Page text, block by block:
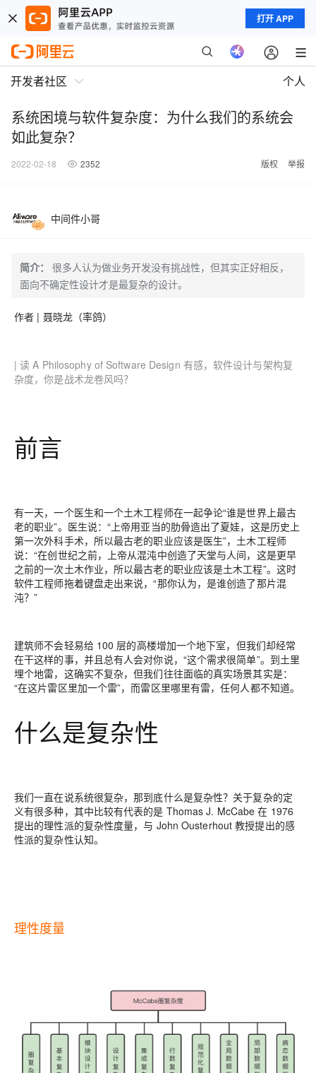
打开 APP
开发者社区 个人
系统困境与软件复杂度：为什么我们的系统会
如此复杂？
2022-02-18 2352 版权 举报
中间件小哥
简介：
很多人认为做业务开发没有挑战性，但其实正好相反，
面向不确定性设计才是最复杂的设计。
作者 | 聂晓龙（率鸽）
| 读 A Philosophy of Software Design 有感，软件设计与架构复
杂度，你是战术龙卷风吗？
前言
有一天，一个医生和一个土木工程师在一起争论“谁是世界上最古
老的职业”。医生说：“上帝用亚当的肋骨造出了夏娃，这是历史上
第一次外科手术，所以最古老的职业应该是医生”，土木工程师
说：“在创世纪之前，上帝从混沌中创造了天堂与人间，这是更早
之前的一次土木作业，所以最古老的职业应该是土木工程”。这时
软件工程师拖着键盘走出来说，“那你认为，是谁创造了那片混
沌？”
建筑师不会轻易给 100 层的高楼增加一个地下室，但我们却经常
在干这样的事，并且总有人会对你说，“这个需求很简单”。到土里
埋个地雷，这确实不复杂，但我们往往面临的真实场景其实是：
“在这片雷区里加一个雷”，而雷区里哪里有雷，任何人都不知道。
什么是复杂性
我们一直在说系统很复杂，那到底什么是复杂性？关于复杂的定
义有很多种，其中比较有代表的是 Thomas J. McCabe 在 1976
提出的理性派的复杂性度量，与 John Ousterhout 教授提出的感
性派的复杂性认知。
理性度量